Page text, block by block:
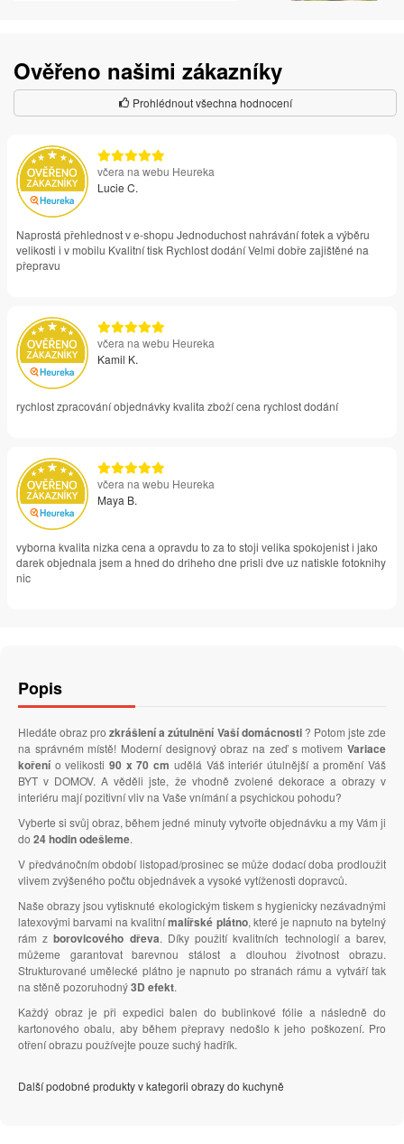
Ověřeno našimi zákazníky
Prohlédnout všechna hodnocení
včera na webu Heureka
Lucie C.
Naprostá přehlednost v e-shopu Jednoduchost nahrávání fotek a výběru
velikosti i v mobilu Kvalitní tisk Rychlost dodání Velmi dobře zajištěné na
přepravu
včera na webu Heureka
Kamil K.
rychlost zpracování objednávky kvalita zboží cena rychlost dodání
včera na webu Heureka
Maya B.
vyborna kvalita nizka cena a opravdu to za to stoji velika spokojenist i jako
darek objednala jsem a hned do driheho dne prisli dve uz natiskle fotoknihy
nic
Popis
Hledáte obraz prozkrášlení a zútulnění Vaší domácnosti? Potom jste zde
na správném místě! Moderní designový obraz na zeď s motivem Variace
kořenío velikosti90 x 70 cm udělá Váš interiér útulnější a promění Váš
BYT v DOMOV. A věděli jste, že vhodně zvolené dekorace a obrazy v
interiéru mají pozitivní vliv na Vaše vnímání a psychickou pohodu?
Vyberte si svůj obraz, během jedné minuty vytvořte objednávku a my Vám ji
do 24 hodin odešleme.
V předvánočním období listopad/prosinec se může dodací doba prodloužit
vlivem zvýšeného počtu objednávek a vysoké vytíženosti dopravců.
Naše obrazy jsou vytisknuté ekologickým tiskem s hygienicky nezávadnými
latexovými barvami na kvalitnímalířské plátno, které je napnuto na bytelný
rám zborovicového dřeva. Díky použití kvalitních technologií a barev,
můžeme garantovat barevnou stálost a dlouhou životnost obrazu.
Strukturované umělecké plátno je napnuto po stranách rámu a vytváří tak
na stěně pozoruhodný3D efekt.
Každý obraz je při expedici balen do bublinkové fólie a následně do
kartonového obalu, aby během přepravy nedošlo k jeho poškození. Pro
otření obrazu používejte pouze suchý hadřík.
Další podobné produkty v kategorii obrazy do kuchyně